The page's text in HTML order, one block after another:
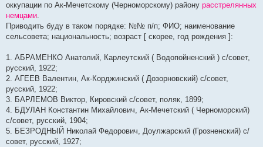
и
е
оккупации по Ак-Мечетскому (Черноморскому) району расстрелянных
немцами.
Приводить буду в таком порядке: №№ п/п; ФИО; наименование
сельсовета; национальность; возраст [ скорее, год рождения ]:
1. АБРАМЕНКО Анатолий, Карлеутский ( Водопойненский ) с/совет,
русский, 1922;
2. АГЕЕВ Валентин, Ак-Корджинский ( Дозорновский) с/совет,
русский, 1922;
3. БАРЛЕМОВ Виктор, Кировский с/совет, поляк, 1899;
4. БДУЛАН Константин Михайлович, Ак-Мечетский ( Черноморский)
с/совет, русский, 1904;
5. БЕЗРОДНЫЙ Николай Федорович, Доулжарский (Грозненский) с/
совет, русский, 1927;